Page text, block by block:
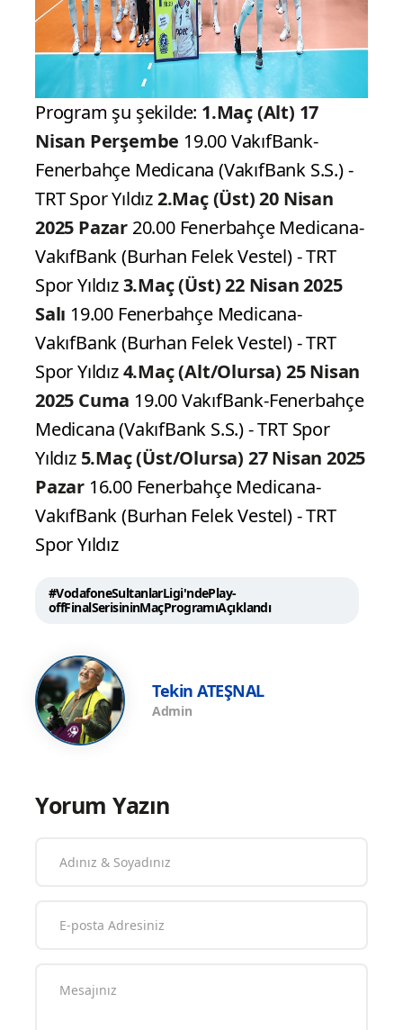
Program şu şekilde: 1.Maç (Alt) 17
Nisan Perşembe 19.00 VakıfBank-
Fenerbahçe Medicana (VakıfBank S.S.) -
TRT Spor Yıldız2.Maç (Üst) 20 Nisan
2025 Pazar 20.00 Fenerbahçe Medicana-
VakıfBank (Burhan Felek Vestel) - TRT
Spor Yıldız3.Maç (Üst)22 Nisan 2025
Salı 19.00 Fenerbahçe Medicana-
VakıfBank (Burhan Felek Vestel) - TRT
Spor Yıldız4.Maç (Alt/Olursa) 25 Nisan
2025 Cuma 19.00 VakıfBank-Fenerbahçe
Medicana (VakıfBank S.S.) - TRT Spor
Yıldız 5.Maç (Üst/Olursa) 27 Nisan 2025
Pazar 16.00 Fenerbahçe Medicana-
VakıfBank (Burhan Felek Vestel) - TRT
Spor Yıldız
#VodafoneSultanlarLigi'ndePlay-
offFinalSerisininMaçProgramıAçıklandı
Tekin ATEŞNAL
Admin
Yorum Yazın